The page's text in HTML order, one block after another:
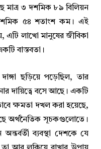
মাত্র ৩ দশমিক ৮৯ বিলিয়ন
৫৪ শতাংশ কম। এই
এটি লাখো মানুষের জীবিকা
বাস্তবতা।
ছড়িয়ে পড়েছিল, তার
দায়িত্বে বসে আছে। একটি
ক্ষমতা দখল করা হয়েছে,
অর্থনৈতিক সূচকগুলোতে।
ব্যবস্থা দেশকে যে